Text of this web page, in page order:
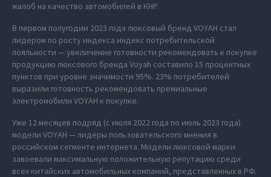
жалоб на качество автомобилей в КНР.
В первом полугодии 2023 года люксовый бренд VOYAH стал
лидером по росту индекса индекс потребительской
лояльности — увеличение готовности рекомендовать к покупке
продукцию люксового бренда Voyah составило 15 процентных
пунктов при уровне значимости 95%. 23% потребителей
выразили готовность рекомендовать премиальные
электромобили VOYAH к покупке.
Уже 12 месяцев подряд (с июля 2022 года по июль 2023 года)
модели VOYAH — лидеры пользовательского мнения в
российском сегменте интернета. Модели люксовой марки
завоевали максимальную положительную репутацию среди
всех китайских автомобильных компаний, представленных в РФ.